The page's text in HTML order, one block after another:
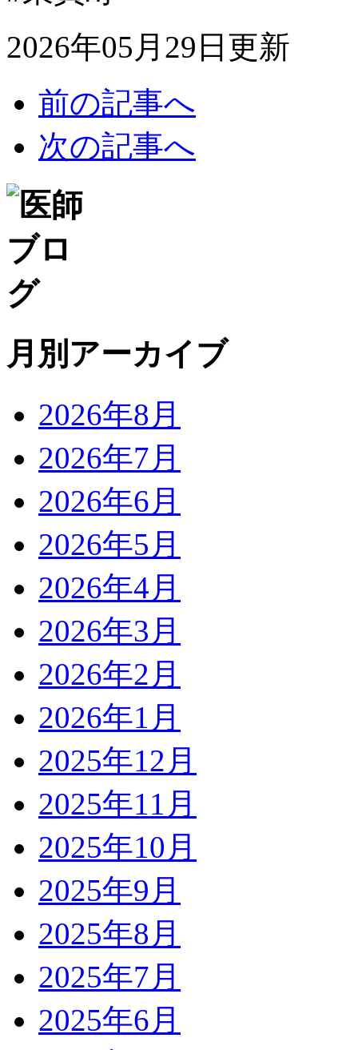
2026年05月29日更新
前の記事へ
次の記事へ
月別アーカイブ
2026年8月
2026年7月
2026年6月
2026年5月
2026年4月
2026年3月
2026年2月
2026年1月
2025年12月
2025年11月
2025年10月
2025年9月
2025年8月
2025年7月
2025年6月